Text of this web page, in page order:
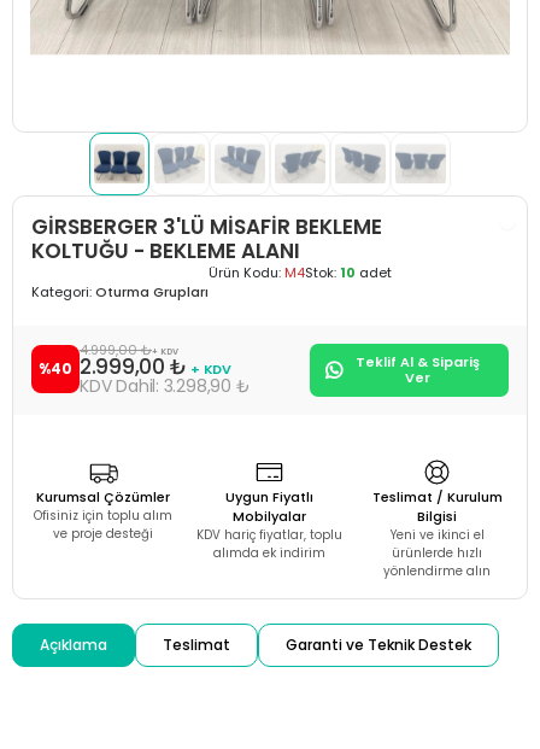
GİRSBERGER 3'LÜ MİSAFİR BEKLEME
KOLTUĞU - BEKLEME ALANI
Kategori:Oturma Grupları
Ürün Kodu: M4Stok: 10 adet
%40
4.999,00 ₺+ KDV
2.999,00 ₺ + KDV
3.298,90 ₺
Teklif Al & Sipariş
Ver
Kurumsal Çözümler
Ofisiniz için toplu alım
ve proje desteği
Uygun Fiyatlı
Mobilyalar
KDV hariç fiyatlar, toplu
alımda ek indirim
Teslimat / Kurulum
Bilgisi
Yeni ve ikinci el
ürünlerde hızlı
yönlendirme alın
Açıklama Teslimat Garanti ve Teknik Destek